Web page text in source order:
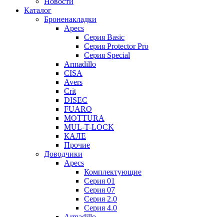
Каталог
Броненакладки
Apecs
Серия Basic
Серия Protector Pro
Серия Special
Armadillo
CISA
Avers
Crit
DISEC
FUARO
MOTTURA
MUL-T-LOCK
КАЛЕ
Прочие
Доводчики
Apecs
Комплектующие
Серия 01
Серия 07
Серия 2.0
Серия 4.0